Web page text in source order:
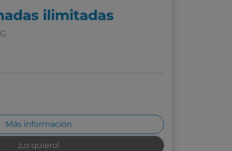
ilimitadas
Más información
¡Lo quiero!